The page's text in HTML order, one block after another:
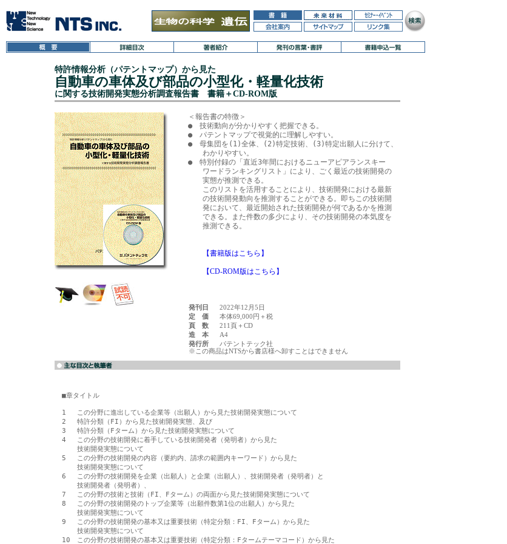
特許情報分析（パテントマップ）から見た
自動車の車体及び部品の小型化・軽量化技術
に関する技術開発実態分析調査報告書 書籍＋CD-ROM版
＜報告書の特徴＞
●　技術動向が分かりやすく把握できる。
●　パテントマップで視覚的に理解しやすい。
●　母集団を(1)全体、(2)特定技術、(3)特定出願人に分けて、
わかりやすい。
●　特別付録の「直近3年間におけるニューアピアランスキー
ワードランキングリスト」により、ごく最近の技術開発の
実態が推測できる。
このリストを活用することにより、技術開発における最新
の技術開発動向を推測することができる。即ちこの技術開
発において、最近開始された技術開発が何であるかを推測
できる。また件数の多少により、その技術開発の本気度を
推測できる。
【書籍版はこちら】
【CD-ROM版はこちら】
発刊日
2022年12月5日
定 価
本体69,000円＋税
頁 数
211頁＋CD
造 本
A4
発行所
パテントテック社
※この商品はNTSから書店様へ卸すことはできません
■章タイトル
1　 この分野に進出している企業等（出願人）から見た技術開発実態について
2　 特許分類（FI）から見た技術開発実態、及び
3　 特許分類（Fターム）から見た技術開発実態について
4　 この分野の技術開発に着手している技術開発者（発明者）から見た
技術開発実態について
5　 この分野の技術開発の内容（要約内、請求の範囲内キーワード）から見た
技術開発実態について
6　 この分野の技術開発を企業（出願人）と企業（出願人）、技術開発者（発明者）と
技術開発者（発明者）、
7　 この分野の技術と技術（FI、Fターム）の両面から見た技術開発実態について
8　 この分野の技術開発のトップ企業等（出願件数第1位の出願人）から見た
技術開発実態について
9　 この分野の技術開発の基本又は重要技術（特定分類：FI、Fターム）から見た
技術開発実態について
10　この分野の技術開発の基本又は重要技術（特定分類：Fタームテーマコード）から見た